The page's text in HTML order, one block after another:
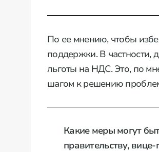
По ее мнению, чтобы
поддержки. В частности,
льготы на НДС. Это, по
шагом к решению
Какие меры могут
правительству,